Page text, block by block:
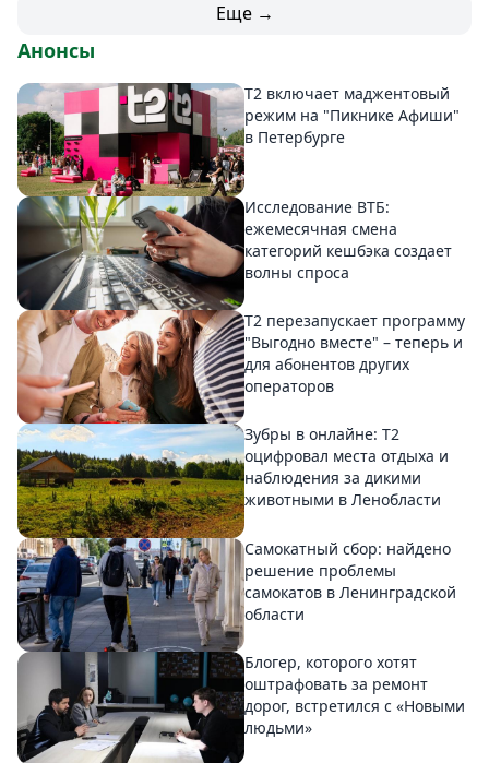
Еще →
Анонсы
Т2 включает маджентовый
режим на "Пикнике Афиши"
в Петербурге
Исследование ВТБ:
ежемесячная смена
категорий кешбэка создает
волны спроса
Т2 перезапускает программу
"Выгодно вместе" – теперь и
для абонентов других
операторов
Зубры в онлайне: Т2
оцифровал места отдыха и
наблюдения за дикими
животными в Ленобласти
Самокатный сбор: найдено
решение проблемы
самокатов в Ленинградской
области
Блогер, которого хотят
оштрафовать за ремонт
дорог, встретился с «Новыми
людьми»